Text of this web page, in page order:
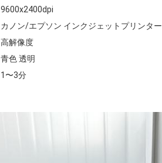
9600x2400dpi
カノン/エプソン インクジェットプリンター
高解像度
青色 透明
1〜3分